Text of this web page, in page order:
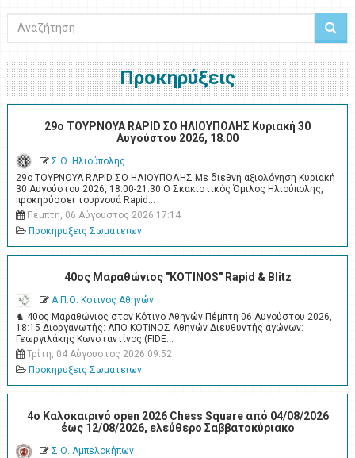
Προκηρύξεις
29ο ΤΟΥΡΝΟΥΑ RAPID ΣΟ ΗΛΙΟΥΠΟΛΗΣ Κυριακή 30
Αυγούστου 2026, 18.00
Σ.Ο. Ηλιούπολης
29ο ΤΟΥΡΝΟΥΑ RAPID ΣΟ ΗΛΙΟΥΠΟΛΗΣ Με διεθνή αξιολόγηση Κυριακή
30 Αυγούστου 2026, 18.00-21.30 Ο Σκακιστικός Όμιλος Ηλιούπολης,
προκηρύσσει τουρνουά Rapid…
Πέμπτη, 06 Αύγουστος 2026 17:14
Προκηρυξεις Σωματειων
40ος Μαραθώνιος "KOTINOS" Rapid & Blitz
Α.Π.Ο. Κοτινος Αθηνών
♞ 40ος Μαραθώνιος στον Κότινο Αθηνών Πέμπτη 06 Αυγούστου 2026,
18:15 Διοργανωτής: ΑΠΟ ΚΟΤΙΝΟΣ Αθηνών Διευθυντής αγώνων:
Γεωργιλάκης Κωνσταντίνος (FIDE…
Τρίτη, 04 Αύγουστος 2026 09:52
Προκηρυξεις Σωματειων
4o Καλοκαιρινό open 2026 Chess Square από 04/08/2026
έως 12/08/2026, ελεύθερο Σαββατοκύριακο
Σ.Ο. Αμπελοκήπων